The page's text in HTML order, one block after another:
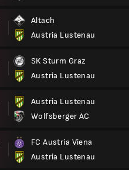
Altach
Austria Lustenau
SK Sturm Graz
Austria Lustenau
Austria Lustenau
Wolfsberger AC
FC Austria Viena
Austria Lustenau